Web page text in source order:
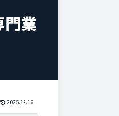
門業
2025.12.16